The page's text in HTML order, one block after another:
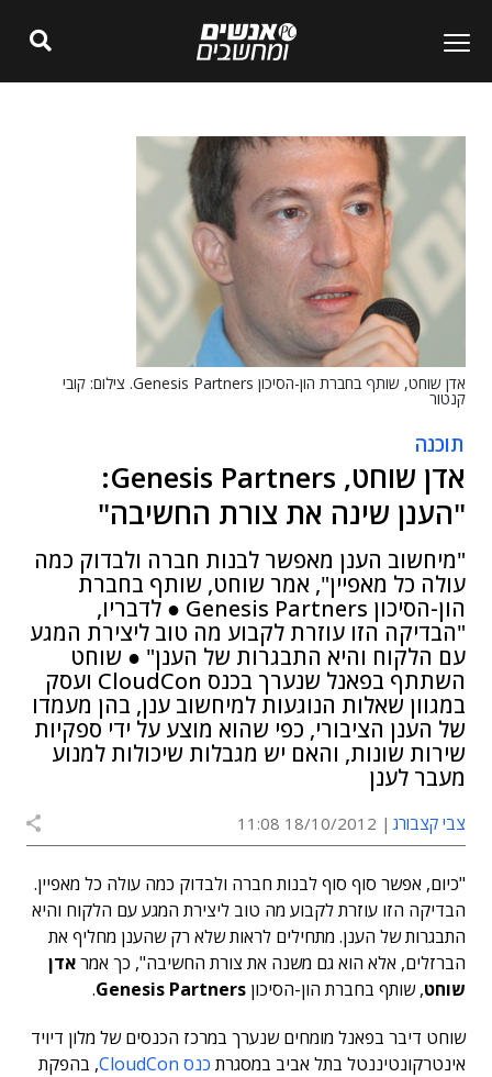
אדן שוחט, שותף בחברת הון-הסיכון Genesis Partners. צילום: קובי
קנטור
תוכנה
אדן שוחט, Genesis Partners:
"הענן שינה את צורת החשיבה"
"מיחשוב הענן מאפשר לבנות חברה ולבדוק כמה
עולה כל מאפיין", אמר שוחט, שותף בחברת
הון-הסיכון Genesis Partners ● לדבריו,
"הבדיקה הזו עוזרת לקבוע מה טוב ליצירת המגע
עם הלקוח והיא התבגרות של הענן" ● שוחט
השתתף בפאנל שנערך בכנס CloudCon ועסק
במגוון שאלות הנוגעות למיחשוב ענן, בהן מעמדו
של הענן הציבורי, כפי שהוא מוצע על ידי ספקיות
שירות שונות, והאם יש מגבלות שיכולות למנוע
מעבר לענן
צבי קצבורג 18/10/2012 11:08
"כיום, אפשר סוף סוף לבנות חברה ולבדוק כמה עולה כל מאפיין.
הבדיקה הזו עוזרת לקבוע מה טוב ליצירת המגע עם הלקוח והיא
התבגרות של הענן. מתחילים לראות שלא רק שהענן מחליף את
הברזלים, אלא הוא גם משנה את צורת החשיבה", כך אמראדן
שוחט, שותף בחברת הון-הסיכון Genesis Partners
.
שוחט דיבר בפאנל מומחים שנערך במרכז הכנסים של מלון דיויד
אינטרקונטיננטל בתל אביב במסגרת כנס CloudCon
, בהפקת